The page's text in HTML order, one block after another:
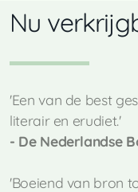
Nu
'Een van de best
literair en erudiet.'
- De Nederlandse
'Boeiend van bron